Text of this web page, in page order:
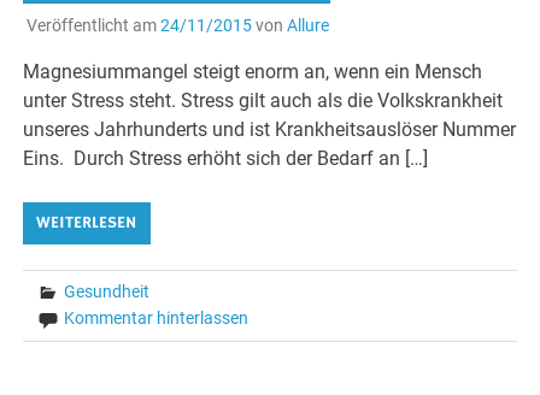
Veröffentlicht am24/11/2015von Allure
Magnesiummangel steigt enorm an, wenn ein Mensch
unter Stress steht. Stress gilt auch als die Volkskrankheit
unseres Jahrhunderts und ist Krankheitsauslöser Nummer
Eins. Durch Stress erhöht sich der Bedarf an […]
WEITERLESEN
Gesundheit
Kommentar hinterlassen